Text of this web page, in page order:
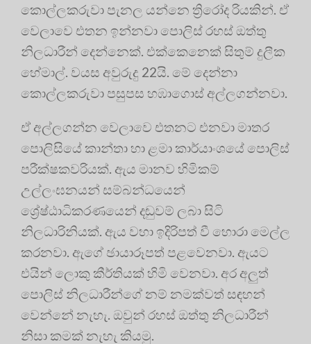
කොල්ලකරුවා පැනල යන්නෙ ත්‍රිරෝද රියකින්. ඒ
වෙලාවෙ එතන ඉන්නවා පොලිස් රහස් ඔත්තු
නිලධාරීන් දෙන්නෙක්. එක්කෙනෙක් සිතුම් දුලීක
හේමාල්. වයස අවුරුදු 22යි. මේ දෙන්නා
කොල්ලකරුවා පසුපස හඹාගොස් අල්ලගන්නවා.
ඒ අල්ලගන්න වෙලාවෙ එතනට එනවා මාතර
පොලිසියේ කාන්තා හා ළමා කාර්යාංශයේ පොලිස්
පරීක්ෂකවරියක්. ඇය මානව හිමිකම්
උල්ලංඝනයන් සම්බන්ධයෙන්
ශ්‍රේෂ්ඨාධිකරණයෙන් දඬුවම් ලබා සිටි
නිලධාරිනියක්. ඇය වහා ඉදිරිපත් වී හොරා මෙල්ල
කරනවා. ඇගේ ඡායාරූපත් පළවෙනවා. ඇයට
එයින් ලොකු කීර්තියක් හිමි වෙනවා. අර අලුත්
පොලිස් නිලධාරීන්ගේ නම් නමක්වත් සඳහන්
වෙන්නේ නැහැ. ඔවුන් රහස් ඔත්තු නිලධාරීන්
නිසා කමක් නැහැ කියමු.